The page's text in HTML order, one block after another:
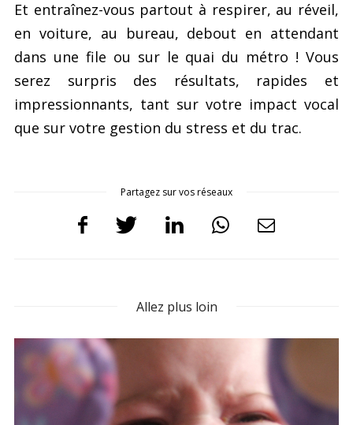
Et entraînez-vous partout à respirer, au réveil,
en voiture, au bureau, debout en attendant
dans une file ou sur le quai du métro ! Vous
serez surpris des résultats, rapides et
impressionnants, tant sur votre impact vocal
que sur votre gestion du stress et du trac.
Partagez sur vos réseaux
Allez plus loin